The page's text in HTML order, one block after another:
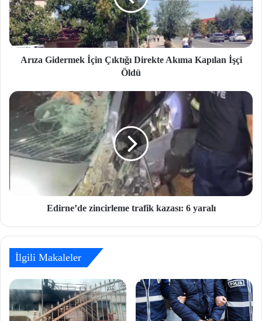
Arıza Gidermek İçin Çıktığı Direkte Akıma Kapılan İşçi
Öldü
Edirne’de zincirleme trafik kazası: 6 yaralı
İlgili Makaleler